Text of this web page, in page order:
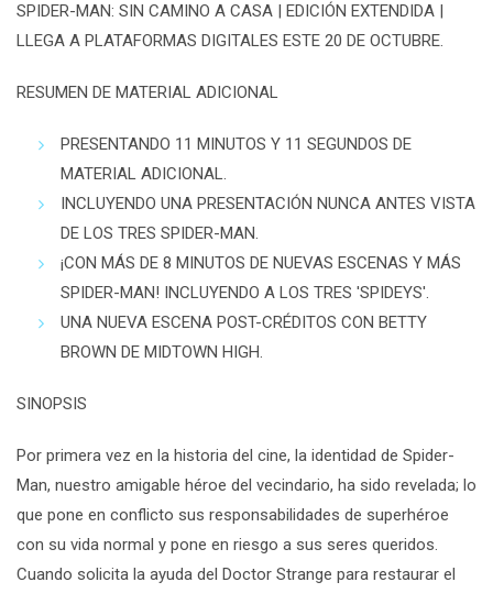
SPIDER-MAN: SIN CAMINO A CASA | EDICIÓN EXTENDIDA |
LLEGA A PLATAFORMAS DIGITALES ESTE 20 DE OCTUBRE.
RESUMEN DE MATERIAL ADICIONAL
PRESENTANDO 11 MINUTOS Y 11 SEGUNDOS DE
MATERIAL ADICIONAL.
INCLUYENDO UNA PRESENTACIÓN NUNCA ANTES VISTA
DE LOS TRES SPIDER-MAN.
¡CON MÁS DE 8 MINUTOS DE NUEVAS ESCENAS Y MÁS
SPIDER-MAN! INCLUYENDO A LOS TRES 'SPIDEYS'.
UNA NUEVA ESCENA POST-CRÉDITOS CON BETTY
BROWN DE MIDTOWN HIGH.
SINOPSIS
Por primera vez en la historia del cine, la identidad de Spider-
Man, nuestro amigable héroe del vecindario, ha sido revelada; lo
que pone en conflicto sus responsabilidades de superhéroe
con su vida normal y pone en riesgo a sus seres queridos.
Cuando solicita la ayuda del Doctor Strange para restaurar el